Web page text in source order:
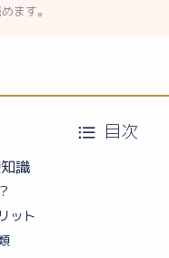
ます。
目次
識
ット